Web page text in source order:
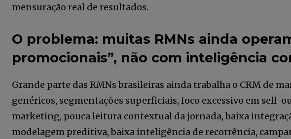
Faça parte da
Comunidade Retail
News assinando nossa
newsletter.
mensuração real de resultados.
O problema: muitas RMNs ainda
promocionais”, não com inteligência
Grande parte das RMNs brasileiras ainda trabalha o CRM de
genéricos, segmentações superficiais, foco excessivo em sell-
marketing, pouca leitura contextual da jornada, baixa
modelagem preditiva, baixa inteligência de recorrência,